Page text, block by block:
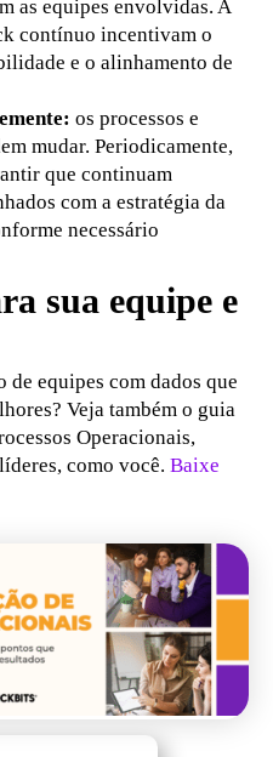
as equipes envolvidas. A
contínuo incentivam o
e o alinhamento de
os processos e
mudar. Periodicamente,
que continuam
com a estratégia da
necessário
sua equipe e
de equipes com dados que
Veja também o guia
Operacionais,
como você. Baixe